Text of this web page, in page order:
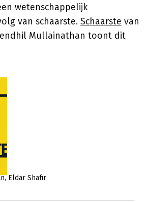
wetenschappelijk
van schaarste. Schaarste van
Mullainathan toont dit
Eldar Shafir